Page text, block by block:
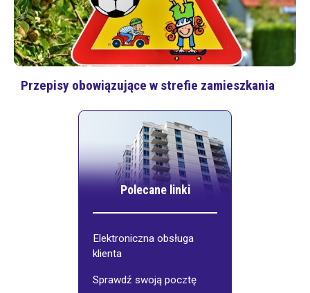
Przepisy obowiązujące w strefie zamieszkania
Polecane linki
Elektroniczna obsługa
klienta
Sprawdź swoją pocztę